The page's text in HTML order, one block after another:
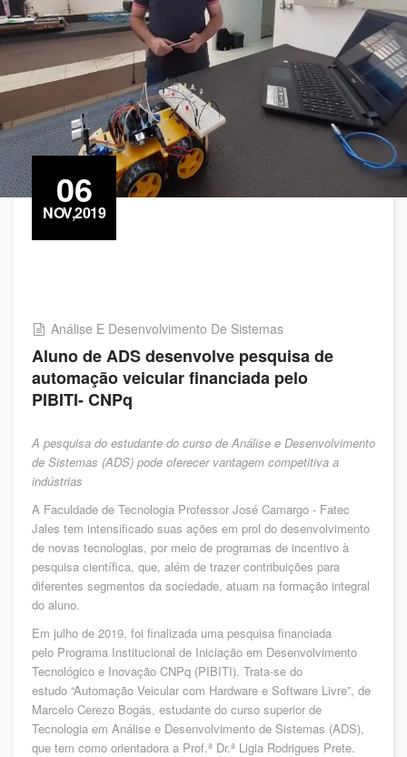
06
NOV,2019
Análise E Desenvolvimento De Sistemas
Aluno de ADS desenvolve pesquisa de
automação veicular financiada pelo
PIBITI- CNPq
A pesquisa do estudante do curso de Análise e Desenvolvimento
de Sistemas (ADS) pode oferecer vantagem competitiva a
indústrias
A Faculdade de Tecnologia Professor José Camargo - Fatec
Jales tem intensificado suas ações em prol do desenvolvimento
de novas tecnologias, por meio de programas de incentivo à
pesquisa científica, que, além de trazer contribuições para
diferentes segmentos da sociedade, atuam na formação integral
do aluno.
Em julho de 2019, foi finalizada uma pesquisa financiada
pelo Programa Institucional de Iniciação em Desenvolvimento
Tecnológico e Inovação CNPq (PIBITI). Trata-se do
estudo “Automação Veicular com Hardware e Software Livre”, de
Marcelo Cerezo Bogás, estudante do curso superior de
Tecnologia em Análise e Desenvolvimento de Sistemas (ADS),
que tem como orientadora a Prof.ª Dr.ª Ligia Rodrigues Prete.